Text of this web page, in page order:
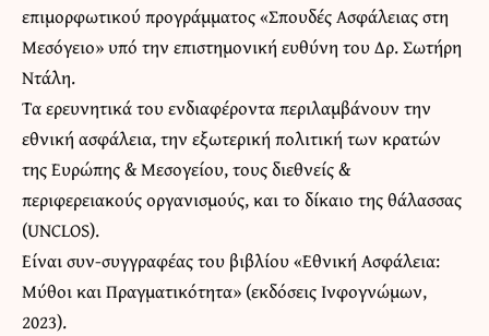
επιμορφωτικού προγράμματος «Σπουδές Ασφάλειας στη
Μεσόγειο» υπό την επιστημονική ευθύνη του Δρ. Σωτήρη
Ντάλη.
Τα ερευνητικά του ενδιαφέροντα περιλαμβάνουν την
εθνική ασφάλεια, την εξωτερική πολιτική των κρατών
της Ευρώπης & Μεσογείου, τους διεθνείς &
περιφερειακούς οργανισμούς, και το δίκαιο της θάλασσας
(UNCLOS).
Είναι συν-συγγραφέας του βιβλίου «Εθνική Ασφάλεια:
Μύθοι και Πραγματικότητα» (εκδόσεις Ινφογνώμων,
2023).